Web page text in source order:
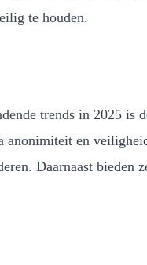
te houden.
trends in 2025 is
anonimiteit en
Daarnaast bieden